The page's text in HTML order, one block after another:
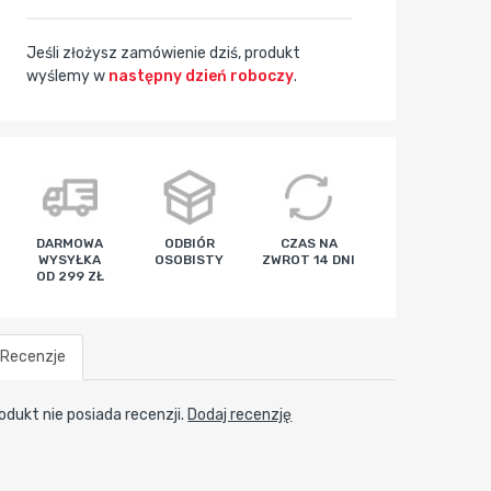
Jeśli złożysz zamówienie dziś, produkt
wyślemy w następny dzień roboczy.
DARMOWA
WYSYŁKA
OD 299 ZŁ
ODBIÓR
OSOBISTY
CZAS NA
ZWROT 14 DNI
Recenzje
nie posiada recenzji. Dodaj recenzję